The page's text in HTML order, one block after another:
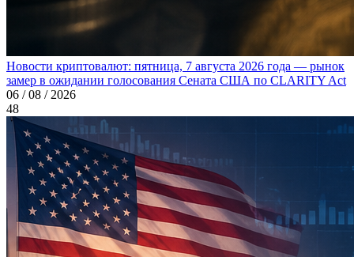
Новости криптовалют: пятница, 7 августа 2026 года — рынок
замер в ожидании голосования Сената США по CLARITY Act
06 / 08 / 2026
48